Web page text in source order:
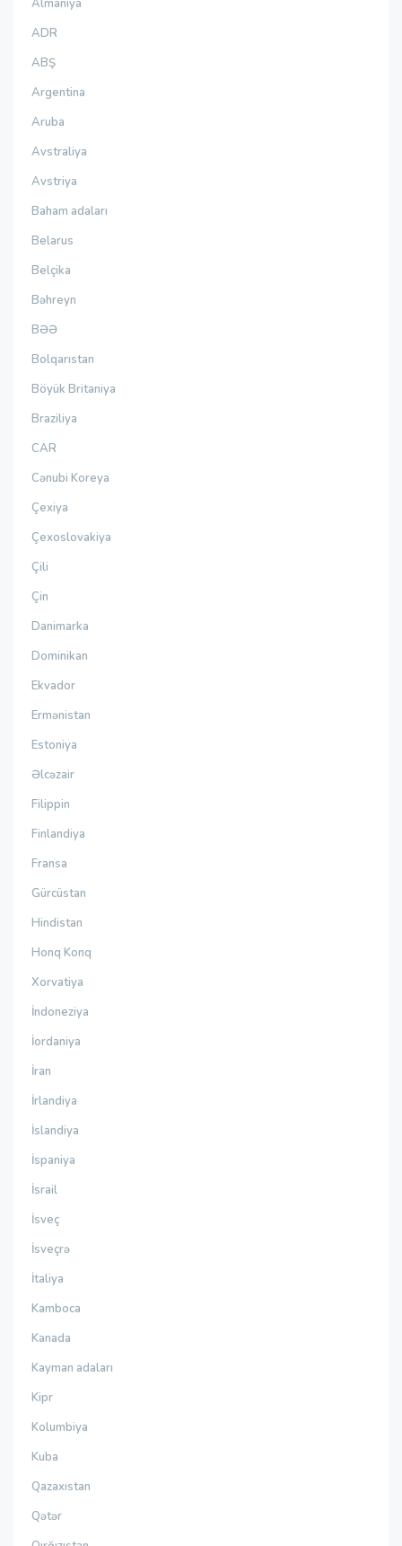
Almaniya
ADR
ABŞ
Argentina
Aruba
Avstraliya
Avstriya
Baham adaları
Belarus
Belçika
Bəhreyn
BƏƏ
Bolqarıstan
Böyük Britaniya
Braziliya
CAR
Cənubi Koreya
Çexiya
Çexoslovakiya
Çili
Çin
Danimarka
Dominikan
Ekvador
Ermənistan
Estoniya
Əlcəzair
Filippin
Finlandiya
Fransa
Gürcüstan
Hindistan
Honq Konq
Xorvatiya
İndoneziya
İordaniya
İran
İrlandiya
İslandiya
İspaniya
İsrail
İsveç
İsveçrə
İtaliya
Kamboca
Kanada
Kayman adaları
Kipr
Kolumbiya
Kuba
Qazaxıstan
Qətər